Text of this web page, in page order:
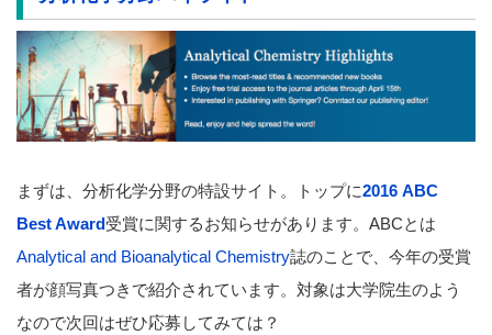
まずは、分析化学分野の特設サイト。トップに2016 ABC
Best Award受賞に関するお知らせがあります。ABCとは
Analytical and Bioanalytical Chemistry誌のことで、今年の受賞
者が顔写真つきで紹介されています。対象は大学院生のよう
なので次回はぜひ応募してみては？